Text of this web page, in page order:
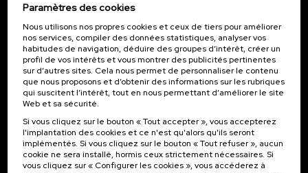
Inscrivez-vous pour être le premier à recevoir les
actualités de l'UIK.
S'abonner
Contact
Palacio Miramar
Paseo de Miraconcha, 48
20007 Donostia / San Sebastián
Intéressant...
Activités précédentes
Paramètres des cookies
Nous utilisons nos propres cookies et ceux de tiers pour améliorer
nos services, compiler des données statistiques, analyser vos
habitudes de navigation, déduire des groupes d’intérêt, créer un
profil de vos intérêts et vous montrer des publicités pertinentes
sur d’autres sites. Cela nous permet de personnaliser le contenu
que nous proposons et d’obtenir des informations sur les rubriques
qui suscitent l’intérêt, tout en nous permettant d’améliorer le site
Web et sa sécurité.
Si vous cliquez sur le bouton « Tout accepter », vous accepterez
l'implantation des cookies et ce n'est qu'alors qu'ils seront
implémentés. Si vous cliquez sur le bouton « Tout refuser », aucun
cookie ne sera installé, hormis ceux strictement nécessaires. Si
vous cliquez sur « Configurer les cookies », vous accéderez à